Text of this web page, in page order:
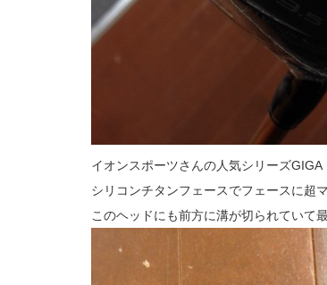
イオンスポーツさんの人気シリーズ
シリコンチタンフェースでフェースに超
このヘッドにも前方に溝が切られていて